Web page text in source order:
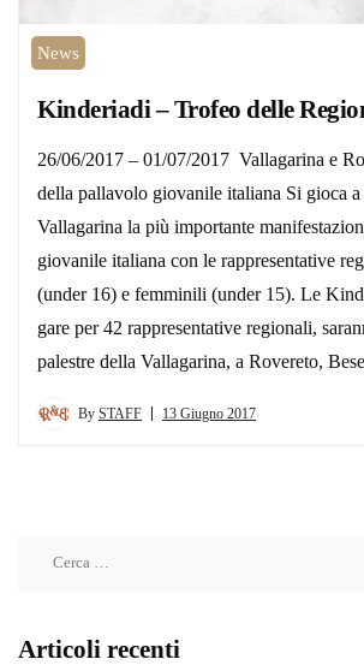
News
Kinderiadi – Trofeo delle
26/06/2017 – 01/07/2017 Vallagarina e
della pallavolo giovanile italiana Si gioca
Vallagarina la più importante
giovanile italiana con le rappresentative
(under 16) e femminili (under 15). Le
gare per 42 rappresentative regionali,
palestre della Vallagarina, a Rovereto,
By STAFF 13 Giugno 2017
Articoli recenti